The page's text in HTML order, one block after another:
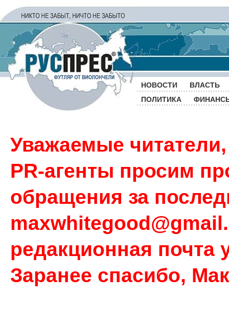
НОВОСТИ
ВЛАСТЬ
ПОЛИТИКА
Уважаемые
PR-агенты просим
обращения за
редакционная почта
Заранее спасибо,